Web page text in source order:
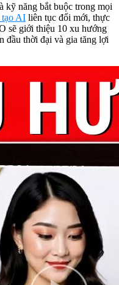
kỹ năng bắt buộc trong mọi
tạo AI liên tục đổi mới, thực
sẽ giới thiệu 10 xu hướng
đầu thời đại và gia tăng lợi